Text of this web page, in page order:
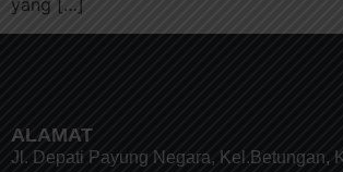
yang […]
ALAMAT
Jl. Depati Payung Negara, Kel.Betungan,